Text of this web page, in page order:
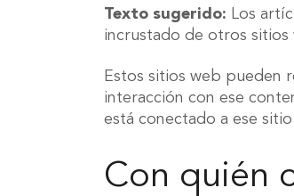
Texto sugerido: Los
incrustado de otros
Estos sitios web pueden
interacción con ese
está conectado a ese
Con quién